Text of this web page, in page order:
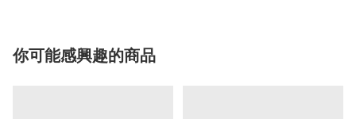
你可能感興趣的商品